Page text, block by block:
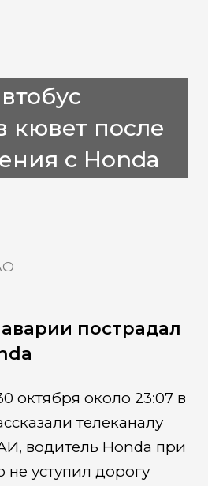
кювет после
с Honda
пострадал
октября около 23:07 в
телеканалу
водитель Honda при
не уступил дорогу